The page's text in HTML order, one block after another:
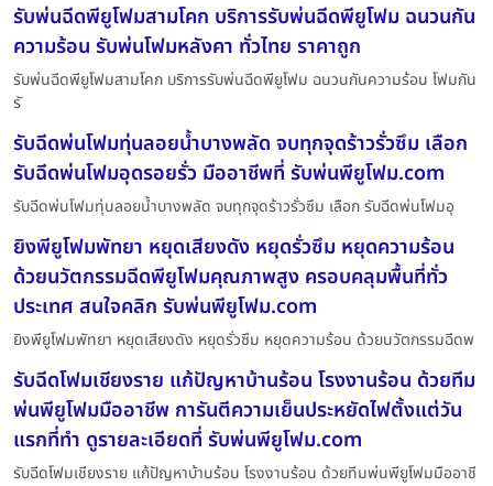
รับพ่นฉีดพียูโฟมสามโคก บริการรับพ่นฉีดพียูโฟม ฉนวนกัน
ความร้อน รับพ่นโฟมหลังคา ทั่วไทย ราคาถูก
รับพ่นฉีดพียูโฟมสามโคก บริการรับพ่นฉีดพียูโฟม ฉนวนกันความร้อน โฟมกัน
รั
รับฉีดพ่นโฟมทุ่นลอยน้ำบางพลัด จบทุกจุดร้าวรั่วซึม เลือก
รับฉีดพ่นโฟมอุดรอยรั่ว มืออาชีพที่ รับพ่นพียูโฟม.com
รับฉีดพ่นโฟมทุ่นลอยน้ำบางพลัด จบทุกจุดร้าวรั่วซึม เลือก รับฉีดพ่นโฟมอุ
ยิงพียูโฟมพัทยา หยุดเสียงดัง หยุดรั่วซึม หยุดความร้อน
ด้วยนวัตกรรมฉีดพียูโฟมคุณภาพสูง ครอบคลุมพื้นที่ทั่ว
ประเทศ สนใจคลิก รับพ่นพียูโฟม.com
ยิงพียูโฟมพัทยา หยุดเสียงดัง หยุดรั่วซึม หยุดความร้อน ด้วยนวัตกรรมฉีดพ
รับฉีดโฟมเชียงราย แก้ปัญหาบ้านร้อน โรงงานร้อน ด้วยทีม
พ่นพียูโฟมมืออาชีพ การันตีความเย็นประหยัดไฟตั้งแต่วัน
แรกที่ทำ ดูรายละเอียดที่ รับพ่นพียูโฟม.com
รับฉีดโฟมเชียงราย แก้ปัญหาบ้านร้อน โรงงานร้อน ด้วยทีมพ่นพียูโฟมมืออาชี